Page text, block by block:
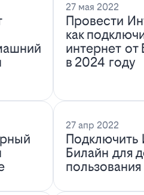
27 мая 2022
Провести
как
интернет от
в 2024 году
27 апр 2022
Подключить
Билайн для
пользования